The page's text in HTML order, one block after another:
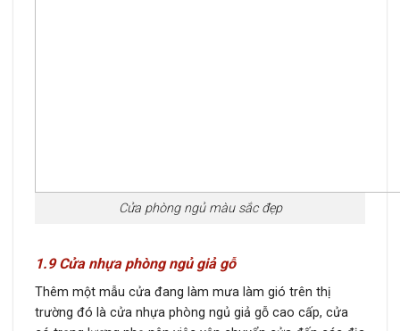
Cửa phòng ngủ màu sắc đẹp
1.9 Cửa nhựa phòng ngủ giả gỗ
Thêm một mẫu cửa đang làm mưa làm gió trên thị
trường đó là cửa nhựa phòng ngủ giả gỗ cao cấp, cửa